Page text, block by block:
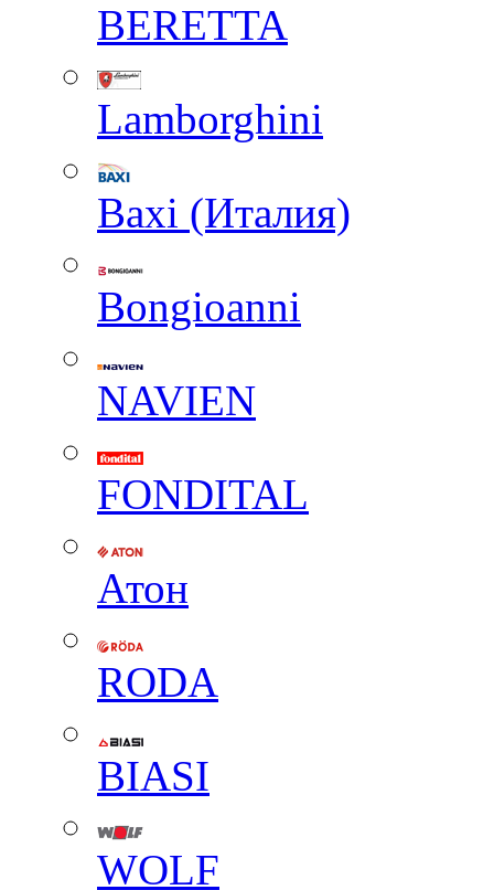
BERETTA
Lamborghini
Baxi (Италия)
Вongioanni
NAVIEN
FONDITAL
Атон
RODA
BIASI
WOLF